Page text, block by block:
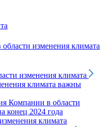
изменения климата
изменения климата
климата важны
Компании в области
конец 2024 года
климата